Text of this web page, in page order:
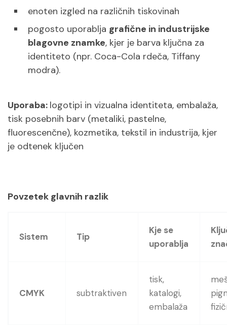
enoten izgled na različnih tiskovinah
pogosto uporablja grafične in industrijske
blagovne znamke, kjer je barva ključna za
identiteto (npr. Coca-Cola rdeča, Tiffany
modra).
Uporaba: logotipi in vizualna identiteta, embalaža,
tisk posebnih barv (metaliki, pastelne,
fluorescenčne), kozmetika, tekstil in industrija, kjer
je odtenek ključen
Povzetek glavnih razlik
Sistem Tip
Kje se
uporablja
CMYK subtraktiven
tisk,
katalogi,
embalaža